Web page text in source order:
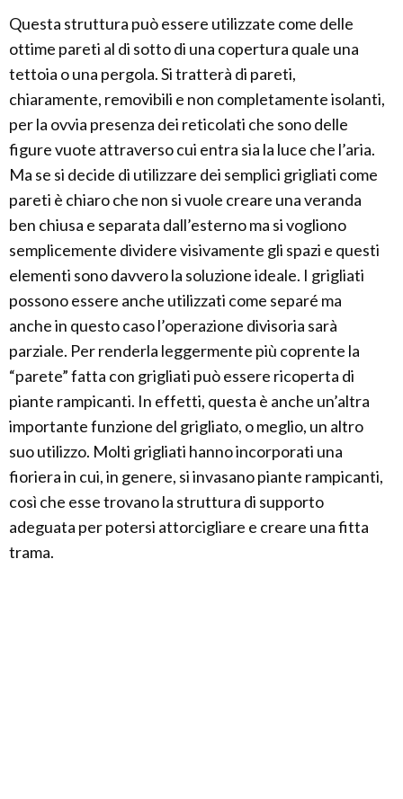
Questa struttura può essere utilizzate come delle
ottime pareti al di sotto di una copertura quale una
tettoia o una pergola. Si tratterà di pareti,
chiaramente, removibili e non completamente isolanti,
per la ovvia presenza dei reticolati che sono delle
figure vuote attraverso cui entra sia la luce che l’aria.
Ma se si decide di utilizzare dei semplici grigliati come
pareti è chiaro che non si vuole creare una veranda
ben chiusa e separata dall’esterno ma si vogliono
semplicemente dividere visivamente gli spazi e questi
elementi sono davvero la soluzione ideale. I grigliati
possono essere anche utilizzati come separé ma
anche in questo caso l’operazione divisoria sarà
parziale. Per renderla leggermente più coprente la
“parete” fatta con grigliati può essere ricoperta di
piante rampicanti. In effetti, questa è anche un’altra
importante funzione del grigliato, o meglio, un altro
suo utilizzo. Molti grigliati hanno incorporati una
fioriera in cui, in genere, si invasano piante rampicanti,
così che esse trovano la struttura di supporto
adeguata per potersi attorcigliare e creare una fitta
trama.